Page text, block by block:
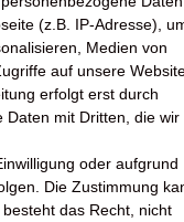
(z.B. IP-Adresse),
Medien von
auf unsere
erfolgt erst durch
Daten mit Dritten, die wir
oder aufgrund
Die Zustimmung
das Recht, nicht